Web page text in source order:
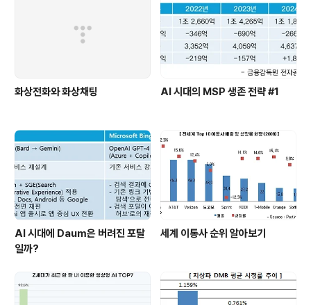
면 도미노 현상을 보이게 되는데, SKT는 8월 이후 실적을
공개하지 않고 있다. 9월초까지만 발표하고 멈춰있다는 뜻
이다.KT는 얼핏보면 꾸준히 월별 실적..
화상전화와 화상채팅 AI 시대의 MSP 생존 전략 #1
AI 시대에 Daum은 버려진 포탈
일까?
세계 이통사 순위 알아보기